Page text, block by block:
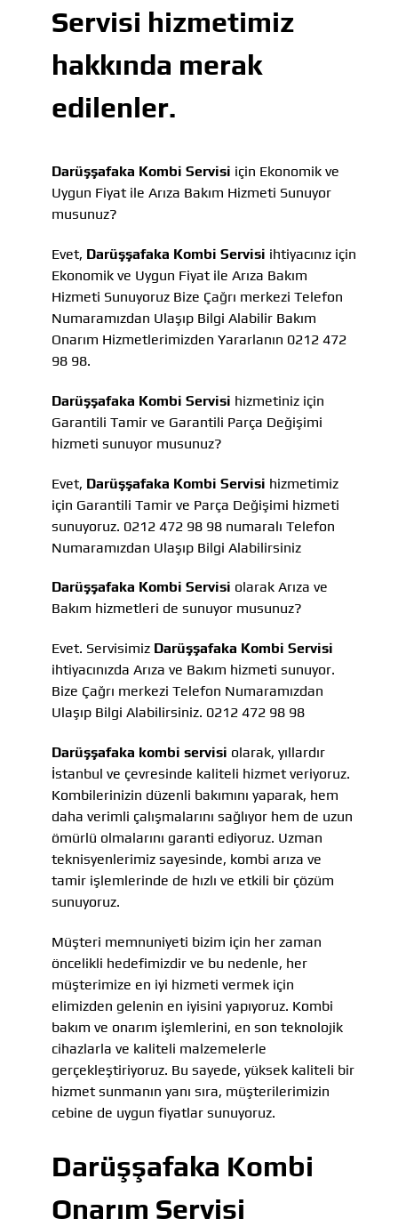
Servisi hizmetimiz
hakkında merak
edilenler.
Darüşşafaka Kombi Servisi için Ekonomik ve
Uygun Fiyat ile Arıza Bakım Hizmeti Sunuyor
musunuz?
Evet, Darüşşafaka Kombi Servisi ihtiyacınız için
Ekonomik ve Uygun Fiyat ile Arıza Bakım
Hizmeti Sunuyoruz Bize Çağrı merkezi Telefon
Numaramızdan Ulaşıp Bilgi Alabilir Bakım
Onarım Hizmetlerimizden Yararlanın 0212 472
98 98.
Darüşşafaka Kombi Servisi hizmetiniz için
Garantili Tamir ve Garantili Parça Değişimi
hizmeti sunuyor musunuz?
Evet, Darüşşafaka Kombi Servisi hizmetimiz
için Garantili Tamir ve Parça Değişimi hizmeti
sunuyoruz. 0212 472 98 98 numaralı Telefon
Numaramızdan Ulaşıp Bilgi Alabilirsiniz
Darüşşafaka Kombi Servisi olarak Arıza ve
Bakım hizmetleri de sunuyor musunuz?
Evet. Servisimiz Darüşşafaka Kombi Servisi
ihtiyacınızda Arıza ve Bakım hizmeti sunuyor.
Bize Çağrı merkezi Telefon Numaramızdan
Ulaşıp Bilgi Alabilirsiniz. 0212 472 98 98
Darüşşafaka kombi servisi olarak, yıllardır
İstanbul ve çevresinde kaliteli hizmet veriyoruz.
Kombilerinizin düzenli bakımını yaparak, hem
daha verimli çalışmalarını sağlıyor hem de uzun
ömürlü olmalarını garanti ediyoruz. Uzman
teknisyenlerimiz sayesinde, kombi arıza ve
tamir işlemlerinde de hızlı ve etkili bir çözüm
sunuyoruz.
Müşteri memnuniyeti bizim için her zaman
öncelikli hedefimizdir ve bu nedenle, her
müşterimize en iyi hizmeti vermek için
elimizden gelenin en iyisini yapıyoruz. Kombi
bakım ve onarım işlemlerini, en son teknolojik
cihazlarla ve kaliteli malzemelerle
gerçekleştiriyoruz. Bu sayede, yüksek kaliteli bir
hizmet sunmanın yanı sıra, müşterilerimizin
cebine de uygun fiyatlar sunuyoruz.
Darüşşafaka Kombi
Onarım Servisi